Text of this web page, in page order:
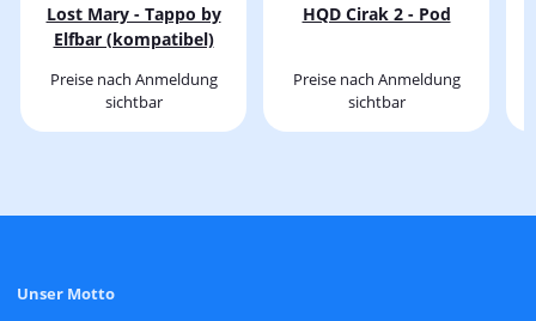
Lost Mary - Tappo by
Elfbar (kompatibel)
Preise nach Anmeldung
sichtbar
HQD Cirak 2 - Pod
Preise nach Anmeldung
sichtbar
Unser Motto